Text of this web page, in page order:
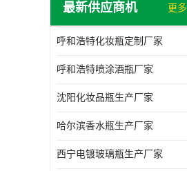
最新供应商机 更多
呼和浩特化妆瓶定制厂家
呼和浩特喷涂酒瓶厂家
沈阳化妆品瓶生产厂家
哈尔滨香水瓶生产厂家
西宁电镀玻璃瓶生产厂家